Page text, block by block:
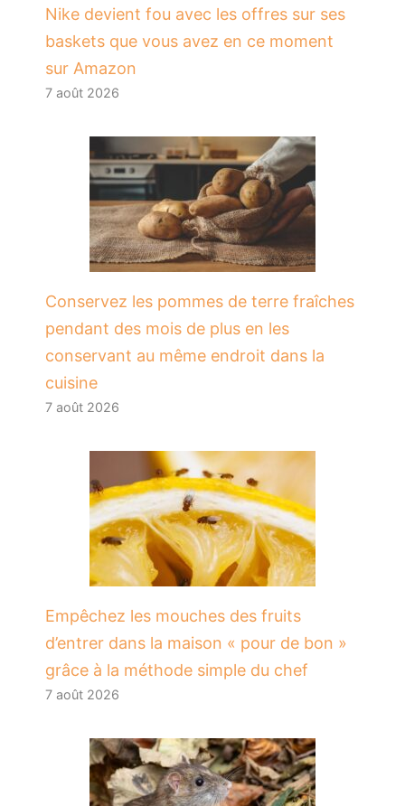
Nike devient fou avec les offres sur ses
baskets que vous avez en ce moment
sur Amazon
7 août 2026
Conservez les pommes de terre fraîches
pendant des mois de plus en les
conservant au même endroit dans la
cuisine
7 août 2026
​Empêchez les mouches des fruits
d’entrer dans la maison « pour de bon »
grâce à la méthode simple du chef
7 août 2026